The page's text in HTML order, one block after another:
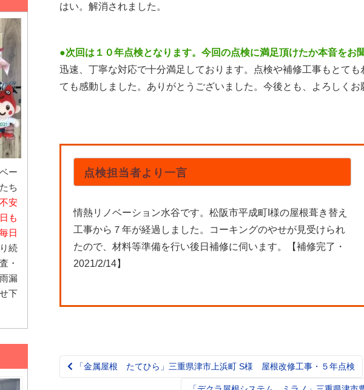
はい。解消されました。
●次回は１０年点検となります。今回の点検に満足頂けたか本音をお
迅速、丁寧な対応で十分満足しております。点検や補修工事もとて
ても感動しました。ありがとうございました。今後とも、よろしくお
点検担当者より一言
情熱リノベーション水谷です。松阪市平成町I様の屋根葺き替え
工事から７年が経過しました。コーキングのやせが見受けられ
たので、材料等準備を行い後日補修に伺います。【補修完了・
2021/2/14】
Post
「金属屋根 たてひら」三重県津市上浜町 S様 屋根改修工事・５年点検
ー
ち
安
も
日
続
・
漏
下